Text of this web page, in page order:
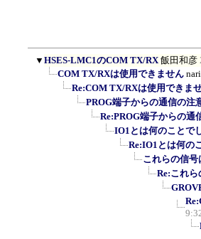
▼ HSES-LMC1のCOM TX/RX 飯田和彦
COM TX/RXは使用できません nari
Re:COM TX/RXは使用できま
PROG端子からの通信の注
Re:PROG端子からの通
IO1とは何のことで
Re:IO1とは何の
これらの信号
Re:これら